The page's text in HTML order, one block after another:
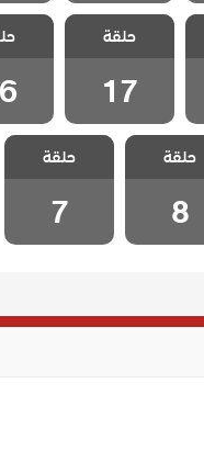
مسلسل علي رضا
الحلقة 17
حلقة
17
مسلسل
علي رضا
الحلقة 8
حلقة
8
مسلسل علي رضا
الحلقة 7
حلقة
7